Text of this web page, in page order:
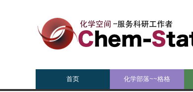
首页 化学部落~~格格